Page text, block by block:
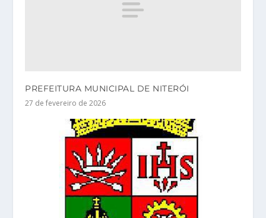
PREFEITURA MUNICIPAL DE NITERÓI
27 de fevereiro de 2026